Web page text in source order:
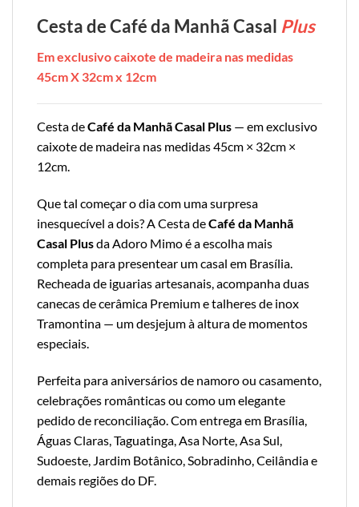
Cesta de Café da Manhã Casal Plus
Em exclusivo caixote de madeira nas medidas
45cm X 32cm x 12cm
Cesta deCafé da Manhã Casal Plus — em exclusivo
caixote de madeira nas medidas 45cm × 32cm ×
12cm.
Que tal começar o dia com uma surpresa
inesquecível a dois? A Cesta deCafé da Manhã
Casal Plusda Adoro Mimo é a escolha mais
completa para presentear um casal em Brasília.
Recheada de iguarias artesanais, acompanha duas
canecas de cerâmica Premium e talheres de inox
Tramontina — um desjejum à altura de momentos
especiais.
Perfeita para aniversários de namoro ou casamento,
celebrações românticas ou como um elegante
pedido de reconciliação. Com entrega em Brasília,
Águas Claras, Taguatinga, Asa Norte, Asa Sul,
Sudoeste, Jardim Botânico, Sobradinho, Ceilândia e
demais regiões do DF.